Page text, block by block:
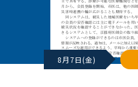
8月7日(金)